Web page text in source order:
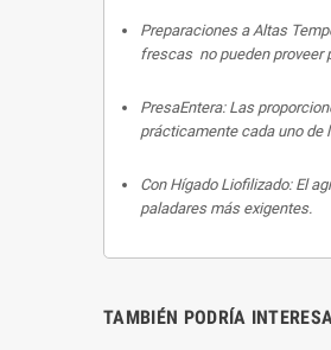
Preparaciones a Altas
frescas no pueden proveer
PresaEntera: Las
prácticamente cada uno de
Con Hígado Liofilizado: El
paladares más exigentes.
TAMBIÉN PODRÍA